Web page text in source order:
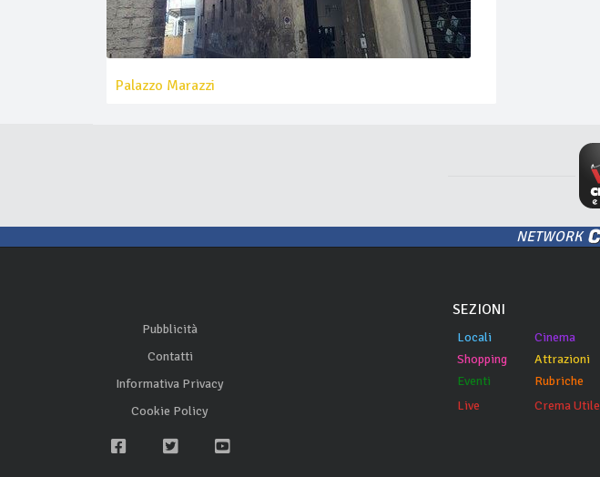
Palazzo Marazzi
NETWORK
Pubblicità
Contatti
Informativa Privacy
Cookie Policy
SEZIONI
Locali
Shopping
Eventi
Live
Cinema
Attrazioni
Rubriche
Crema Utile